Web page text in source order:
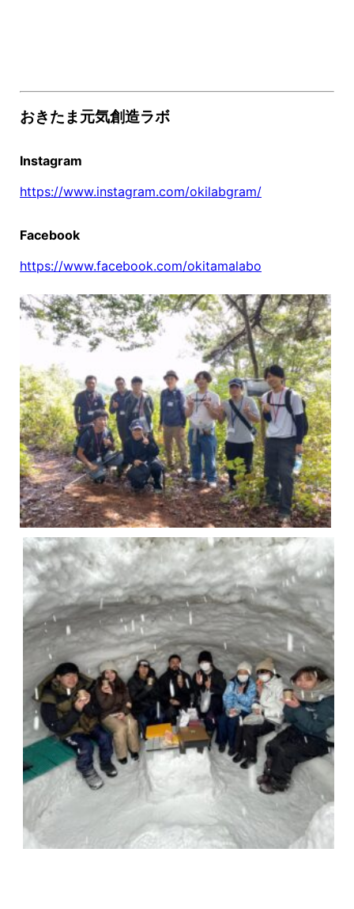
おきたま元気創造ラボ
Instagram
https://www.instagram.com/okilabgram/
Facebook
https://www.facebook.com/okitamalabo